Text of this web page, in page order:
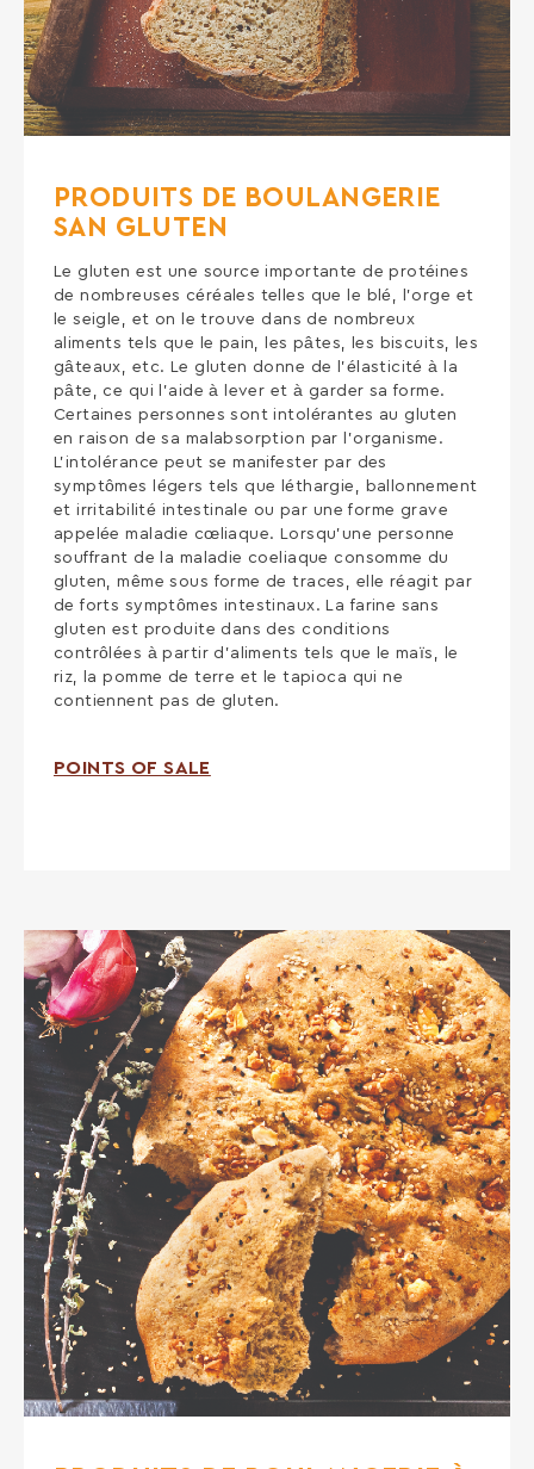
PRODUITS DE BOULANGERIE
SAN GLUTEN
Le gluten est une source importante de protéines
de nombreuses céréales telles que le blé, l’orge et
le seigle, et on le trouve dans de nombreux
aliments tels que le pain, les pâtes, les biscuits, les
gâteaux, etc. Le gluten donne de l’élasticité à la
pâte, ce qui l’aide à lever et à garder sa forme.
Certaines personnes sont intolérantes au gluten
en raison de sa malabsorption par l’organisme.
L’intolérance peut se manifester par des
symptômes légers tels que léthargie, ballonnement
et irritabilité intestinale ou par une forme grave
appelée maladie cœliaque. Lorsqu’une personne
souffrant de la maladie coeliaque consomme du
gluten, même sous forme de traces, elle réagit par
de forts symptômes intestinaux. La farine sans
gluten est produite dans des conditions
contrôlées à partir d’aliments tels que le maïs, le
riz, la pomme de terre et le tapioca qui ne
contiennent pas de gluten.
POINTS OF SALE